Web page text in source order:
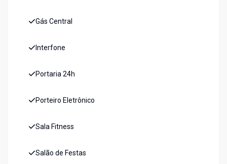
Gás Central
Interfone
Portaria 24h
Porteiro Eletrônico
Sala Fitness
Salão de Festas